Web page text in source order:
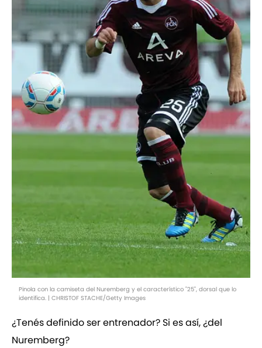
Pinola con la camiseta del Nuremberg y el característico "25", dorsal que lo
identifica. | CHRISTOF STACHE/Getty Images
¿Tenés definido ser entrenador? Si es así, ¿del
Nuremberg?